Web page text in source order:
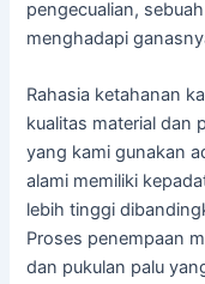
pengecualian,
menghadapi
Rahasia ketahanan
kualitas material dan
yang kami gunakan
alami memiliki
lebih tinggi
Proses penempaan
dan pukulan palu